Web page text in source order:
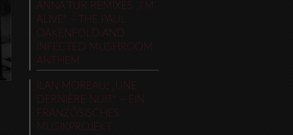
ANNA TUR REMIXES „I’M
ALIVE“ – THE PAUL
OAKENFOLD AND
INFECTED MUSHROOM
ANTHEM
ILAN MOREAU: „UNE
DERNIÈRE NUIT“ – EIN
FRANZÖSISCHES
MUSIKPROJEKT